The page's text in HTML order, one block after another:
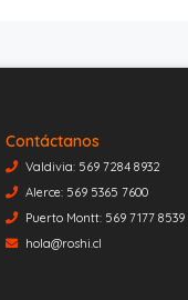
Contáctanos
Valdivia: 569 7284 8932
Alerce: 569 5365 7600
Puerto Montt: 569 7177 8539
hola@roshi.cl